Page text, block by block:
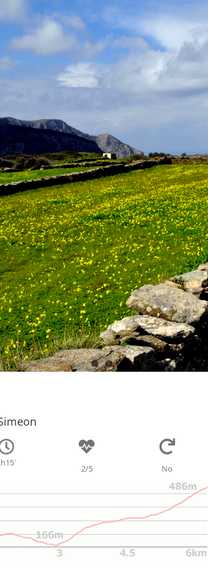
2/5 No